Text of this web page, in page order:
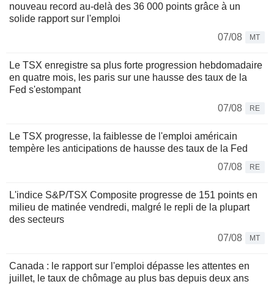
nouveau record au-delà des 36 000 points grâce à un
solide rapport sur l'emploi
07/08
MT
Le TSX enregistre sa plus forte progression hebdomadaire
en quatre mois, les paris sur une hausse des taux de la
Fed s'estompant
07/08
RE
Le TSX progresse, la faiblesse de l'emploi américain
tempère les anticipations de hausse des taux de la Fed
07/08
RE
L'indice S&P/TSX Composite progresse de 151 points en
milieu de matinée vendredi, malgré le repli de la plupart
des secteurs
07/08
MT
Canada : le rapport sur l'emploi dépasse les attentes en
juillet, le taux de chômage au plus bas depuis deux ans